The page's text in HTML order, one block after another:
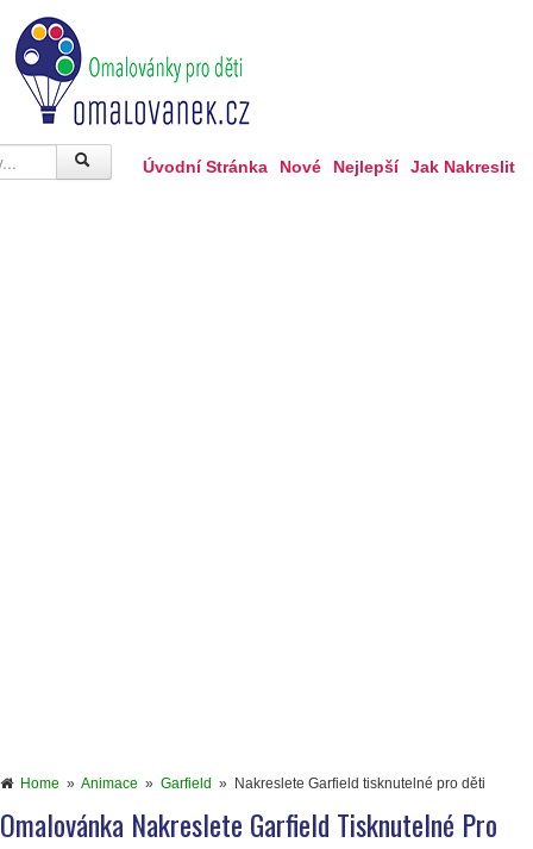
Úvodní Stránka Nové Nejlepší Jak Nakreslit
Home » Animace » Garfield » Nakreslete Garfield tisknutelné pro děti
Omalovánka Nakreslete Garfield Tisknutelné Pro